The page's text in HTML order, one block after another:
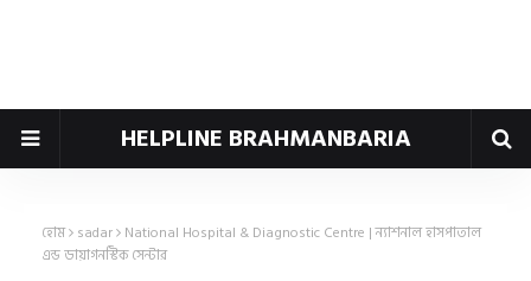
HELPLINE BRAHMANBARIA
হোম sadar National Hospital & Diagnostic Centre | ন্যাশনাল হাসপাতাল
এন্ড ডায়াগনস্টিক সেন্টার